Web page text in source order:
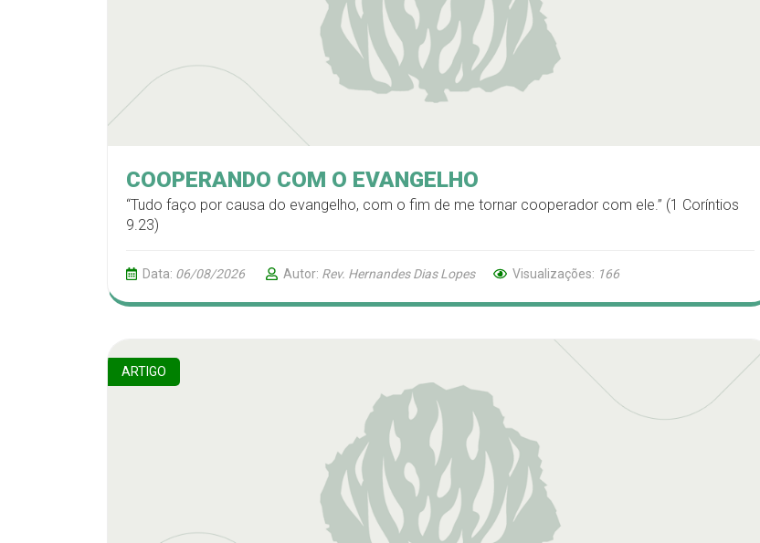
COOPERANDO COM O EVANGELHO
“Tudo faço por causa do evangelho, com o fim de me tornar cooperador com ele.” (1 Coríntios
9.23)
Data: 06/08/2026 Autor: Rev. Hernandes Dias Lopes Visualizações: 166
ARTIGO